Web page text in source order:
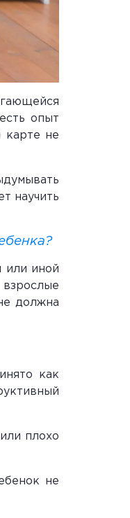
опыт
карте не
научить
или иной
должна
как
плохо
не